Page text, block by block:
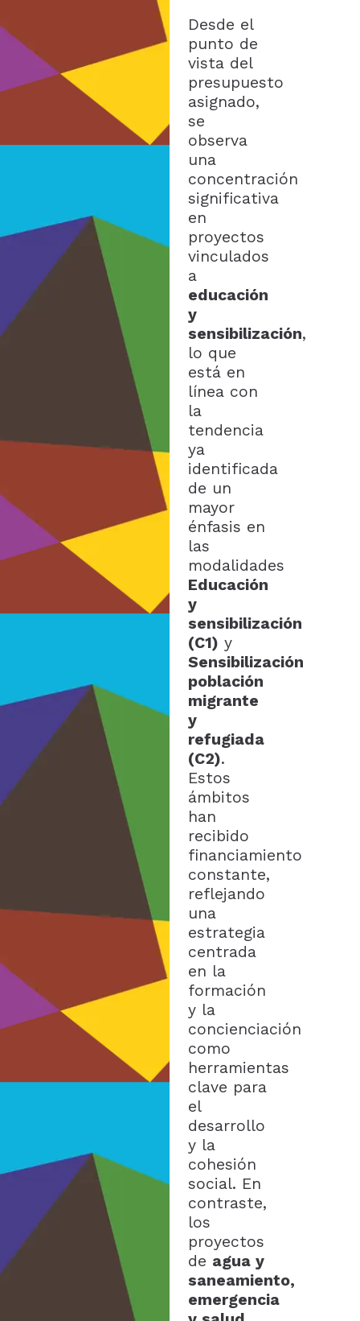
Desde el
punto de
vista del
presupuesto
asignado,
se
observa
una
concentración
significativa
en
proyectos
vinculados
a
educación
y
sensibilización,
lo que
está en
línea con
la
tendencia
ya
identificada
de un
mayor
énfasis en
las
modalidades
Educación
y
sensibilización
(C1) y
Sensibilización
población
migrante
y
refugiada
(C2).
Estos
ámbitos
han
recibido
financiamiento
constante,
reflejando
una
estrategia
centrada
en la
formación
y la
concienciación
como
herramientas
clave para
el
desarrollo
y la
cohesión
social. En
contraste,
los
proyectos
de agua y
saneamiento,
emergencia